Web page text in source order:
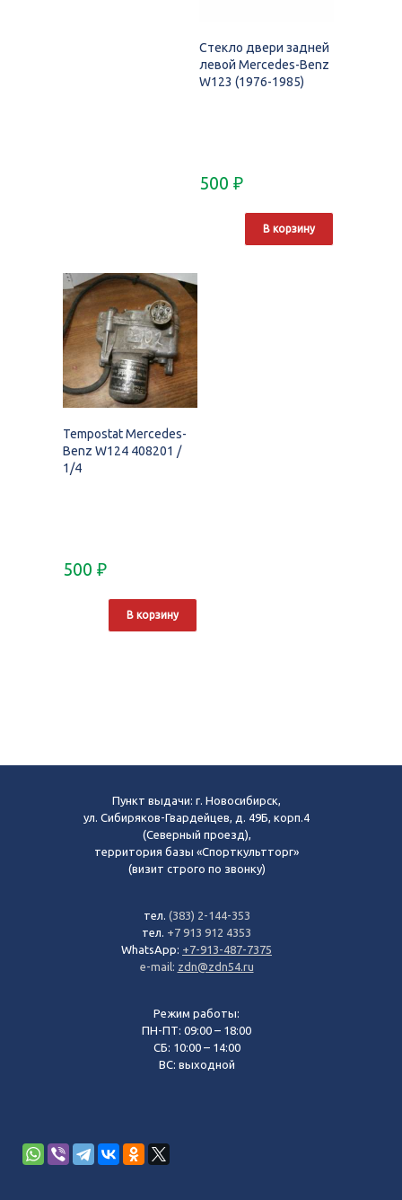
Стекло двери задней
левой Mercedes-Benz
W123 (1976-1985)
500 ₽
В корзину
Tempostat Mercedes-
Benz W124 408201 /
1/4
500 ₽
В корзину
Пункт выдачи: г. Новосибирск,
ул. Сибиряков-Гвардейцев, д. 49Б, корп.4
(Северный проезд),
территория базы «Спорткультторг»
(визит строго по звонку)
тел. (383) 2-144-353
тел. +7 913 912 4353
WhatsApp: +7-913-487-7375
e-mail: zdn@zdn54.ru
Режим работы:
ПН-ПТ: 09:00 – 18:00
СБ: 10:00 – 14:00
ВС: выходной